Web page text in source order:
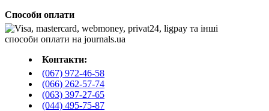
Способи оплати
Контакти:
(067) 972-46-58
(066) 262-57-74
(063) 397-27-65
(044) 495-75-87